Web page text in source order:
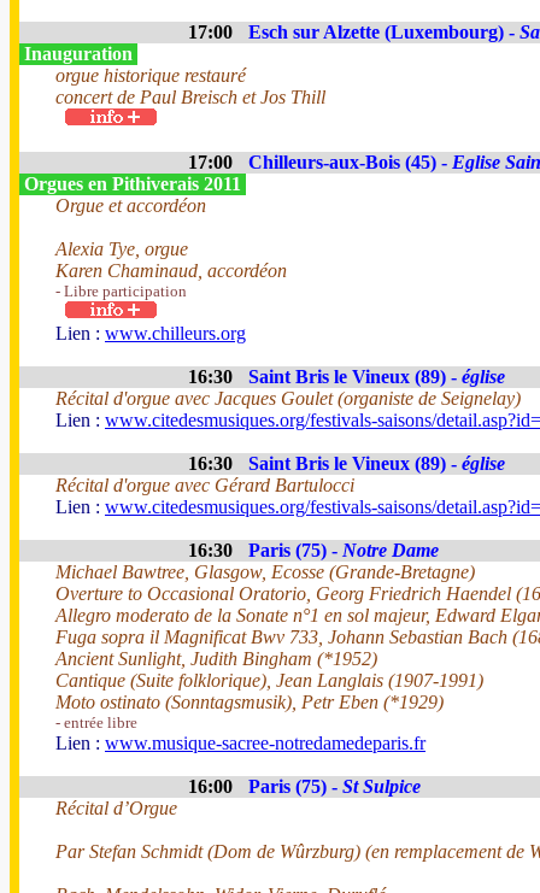
17:00 Esch sur Alzette (Luxembourg) -
Inauguration
orgue historique restauré
concert de Paul Breisch et Jos Thill
17:00 Chilleurs-aux-Bois (45) - Eglise
Orgues en Pithiverais 2011
Orgue et accordéon
Alexia Tye, orgue
Karen Chaminaud, accordéon
- Libre participation
Lien : www.chilleurs.org
16:30 Saint Bris le Vineux (89) - église
Récital d'orgue avec Jacques Goulet (organiste de Seignelay)
Lien : www.citedesmusiques.org/festivals-saisons/
16:30 Saint Bris le Vineux (89) - église
Récital d'orgue avec Gérard Bartulocci
Lien : www.citedesmusiques.org/festivals-saisons/
16:30 Paris (75) - Notre Dame
Michael Bawtree, Glasgow, Ecosse (Grande-Bretagne)
Overture to Occasional Oratorio, Georg Friedrich Haendel
Allegro moderato de la Sonate n°1 en sol majeur, Edward
Fuga sopra il Magnificat Bwv 733, Johann Sebastian Bach
Ancient Sunlight, Judith Bingham (*1952)
Cantique (Suite folklorique), Jean Langlais (1907-1991)
Moto ostinato (Sonntagsmusik), Petr Eben (*1929)
- entrée libre
Lien : www.musique-sacree-notredamedeparis.fr
16:00 Paris (75) - St Sulpice
Récital d’Orgue
Par Stefan Schmidt (Dom de Wûrzburg) (en remplacement de